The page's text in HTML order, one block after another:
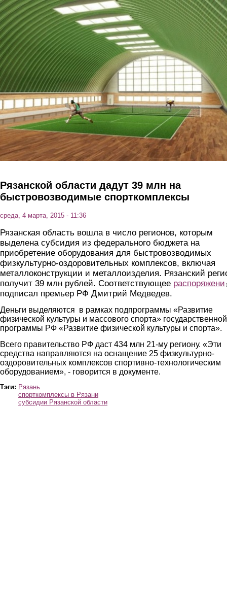
Перейти к основному содержанию
Рязанской области дадут 39 млн на
быстровозводимые спорткомплексы
среда, 4 марта, 2015 - 11:36
Рязанская область вошла в число регионов, которым
выделена субсидия из федерального бюджета на
приобретение оборудования для быстровозводимых
физкультурно-оздоровительных комплексов, включая
металлоконструкции и металлоизделия. Рязанский
получит 39 млн рублей. Соответствующее распоряжени
подписал премьер РФ Дмитрий Медведев.
Деньги выделяются в рамках подпрограммы «Развитие
физической культуры и массового спорта» государственной
программы РФ «Развитие физической культуры и спорта».
Всего правительство РФ даст 434 млн 21-му региону. «Эти
средства направляются на оснащение 25 физкультурно-
оздоровительных комплексов спортивно-технологическим
оборудованием», - говорится в документе.
Тэги: Рязань
спорткомплексы в Рязани
субсидии Рязанской области